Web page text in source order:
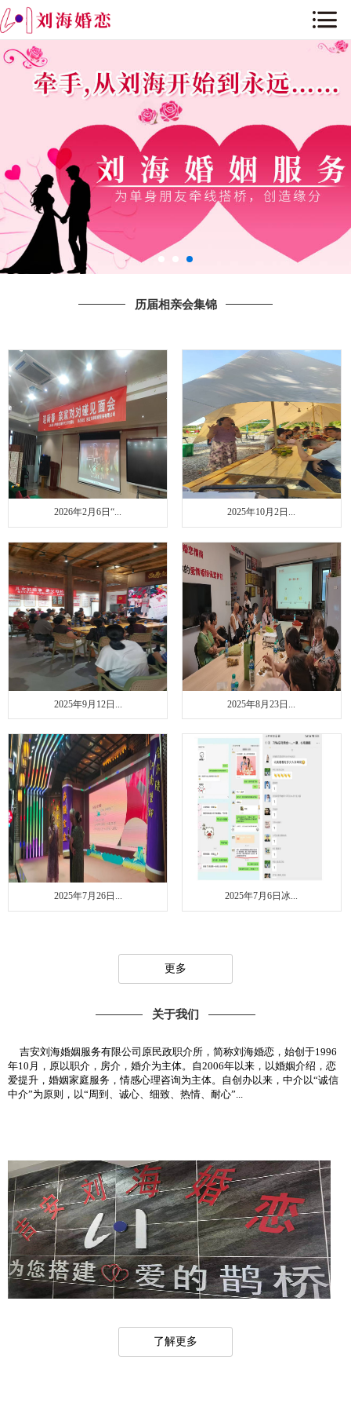
历届相亲会集锦
2026年2月6日“... 2025年10月2日...
2025年9月12日... 2025年8月23日...
2025年7月26日... 2025年7月6日冰...
更多
关于我们
吉安刘海婚姻服务有限公司原民政职介所，简称刘海婚恋，始创于1996
年10月，原以职介，房介，婚介为主体。自2006年以来，以婚姻介绍，恋
爱提升，婚姻家庭服务，情感心理咨询为主体。自创办以来，中介以“诚信
中介”为原则，以“周到、诚心、细致、热情、耐心”...
了解更多
网站首页
历届相亲会集锦
公司环境
公司历程与荣誉
新闻资讯
联系我们